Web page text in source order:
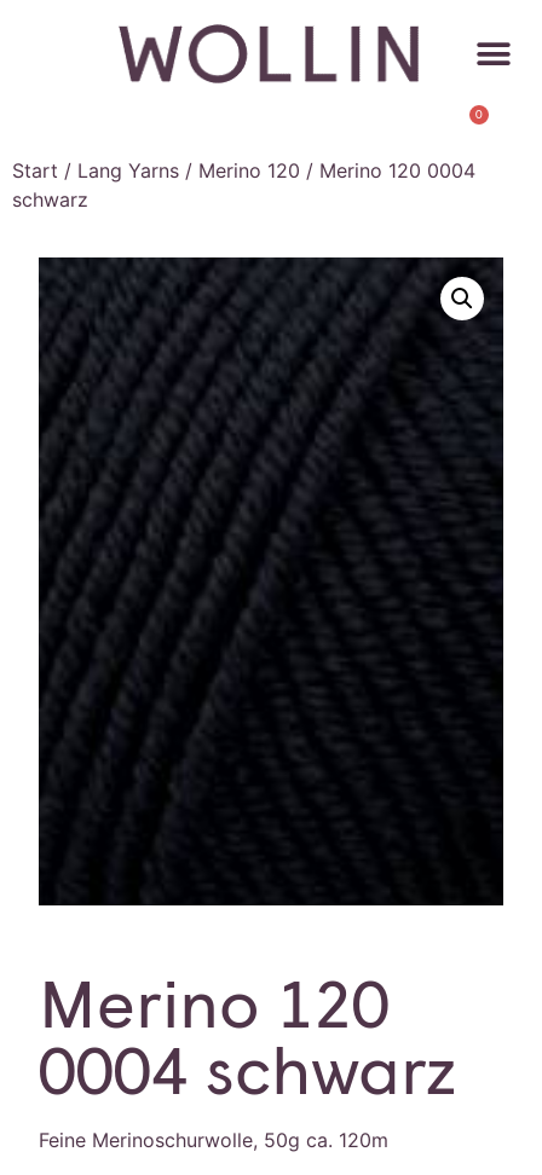
0
Start / Lang Yarns / Merino 120 / Merino 120 0004
schwarz
Merino 120
0004 schwarz
Feine Merinoschurwolle, 50g ca. 120m